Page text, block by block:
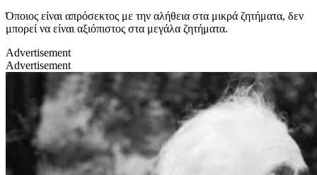
Όποιος είναι απρόσεκτος με την αλήθεια στα μικρά ζητήματα, δεν
μπορεί να είναι αξιόπιστος στα μεγάλα ζητήματα.
Advertisement
Advertisement